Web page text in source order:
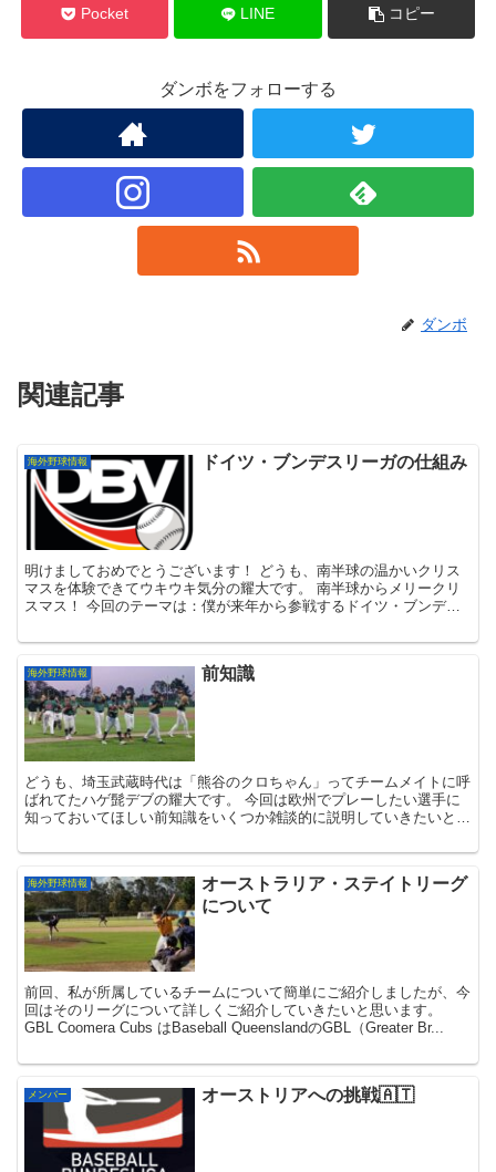
Pocket LINE コピー
ダンボをフォローする
ダンボ
関連記事
海外野球情報 ドイツ・ブンデスリーガの仕組み
明けましておめでとうございます！ どうも、南半球の温かいクリス
マスを体験できてウキウキ気分の耀大です。 南半球からメリークリ
スマス！ 今回のテーマは：僕が来年から参戦するドイツ・ブンデス
海外野球情報 前知識
どうも、埼玉武蔵時代は「熊谷のクロちゃん」ってチームメイトに呼
ばれてたハゲ髭デブの耀大です。 今回は欧州でプレーしたい選手に
知っておいてほしい前知識をいくつか雑談的に説明していきたいと思
海外野球情報
オーストラリア・ステイトリーグ
について
前回、私が所属しているチームについて簡単にご紹介しましたが、今
回はそのリーグについて詳しくご紹介していきたいと思います。
GBL Coomera Cubs はBaseball QueenslandのGBL（Greater Br...
メンバー オーストリアへの挑戦🇦🇹